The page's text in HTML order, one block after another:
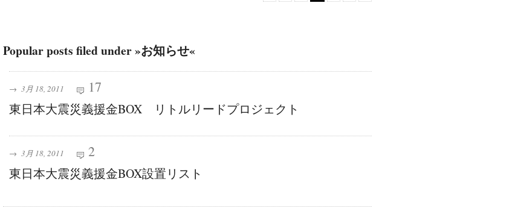
Popular posts filed under »お知らせ«
→ 3月 18, 2011 17
東日本大震災義援金BOX リトルリードプロジェクト
→ 3月 18, 2011 2
東日本大震災義援金BOX設置リスト